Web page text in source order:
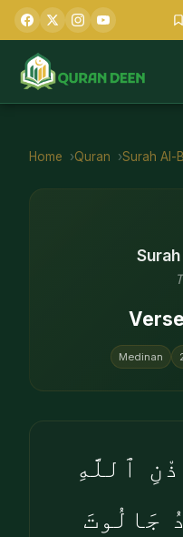
Home Quran Surah Al-
Surah
Verse
Medinan
ٱللَّهِ
جَالُوتَ